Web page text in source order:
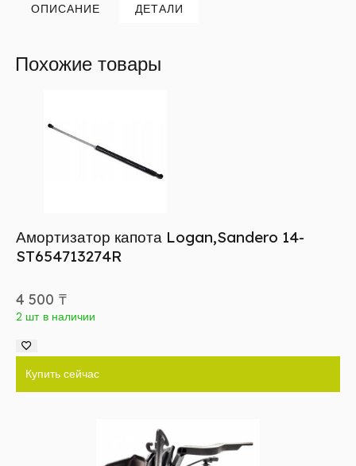
ОПИСАНИЕ ДЕТАЛИ
Похожие товары
Амортизатор капота Logan,Sandero 14-
ST654713274R
4 500 ₸
2 шт в наличии
Купить сейчас